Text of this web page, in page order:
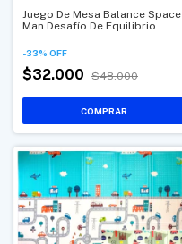
Juego De Mesa Balance Space
Man Desafío De Equilibrio
-33% OFF
$32.000 $48.000